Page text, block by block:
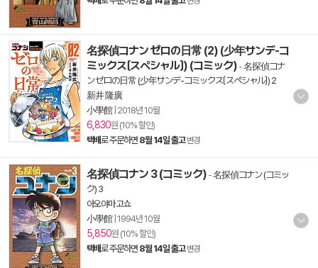
名探偵コナン ゼロの日常 (2) (少年サンデ-コ
ミックス〔スペシャル〕) (コミック) -名探偵コナ
ン ゼロの日常 (少年サンデ-コミックス〔スペシャル〕) 2
新井 隆廣
小學館| 2018년 10월
6,830원 (10% 할인)
택배로 주문하면 8월 14일 출고 변경
名探偵コナン 3 (コミック) -名探偵コナン (コミッ
ク) 3
아오야마 고쇼
小學館| 1994년 10월
5,850원 (10% 할인)
택배로 주문하면 8월 14일 출고 변경